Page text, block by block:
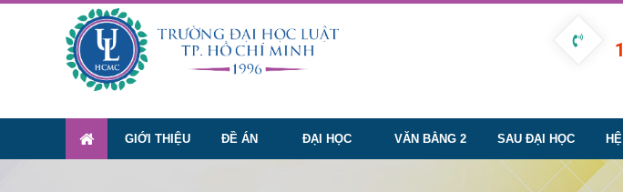
GIỚI THIỆU ĐỀ ÁN ĐẠI HỌC VĂN BẰNG 2 SAU ĐẠI HỌC